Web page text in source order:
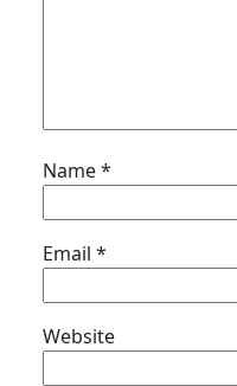
Name*
Email *
Website